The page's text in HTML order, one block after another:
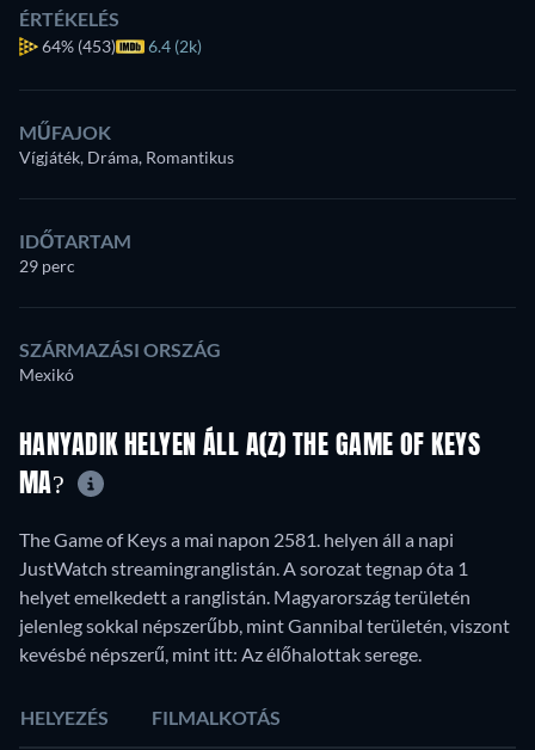
ÉRTÉKELÉS
64% (453) 6.4 (2k)
MŰFAJOK
Vígjáték, Dráma, Romantikus
IDŐTARTAM
29 perc
SZÁRMAZÁSI ORSZÁG
Mexikó
HANYADIK HELYEN ÁLL A(Z) THE GAME OF KEYS
MA?
The Game of Keys a mai napon 2581. helyen áll a napi
JustWatch streamingranglistán. A sorozat tegnap óta 1
helyet emelkedett a ranglistán. Magyarország területén
jelenleg sokkal népszerűbb, mint Gannibal területén, viszont
kevésbé népszerű, mint itt: Az élőhalottak serege.
HELYEZÉS FILMALKOTÁS